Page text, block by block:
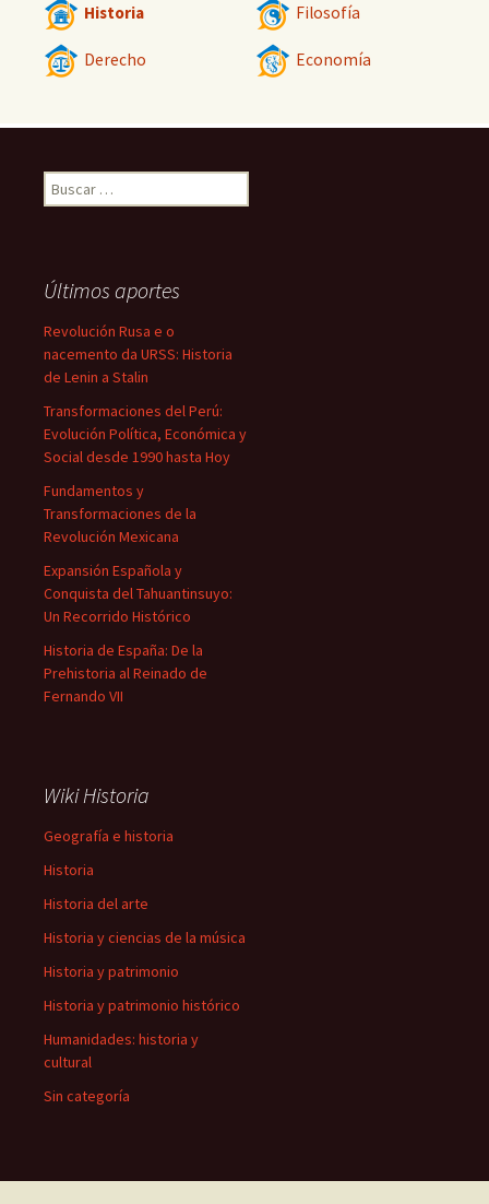
Historia Filosofía
Derecho Economía
Buscar:
Últimos aportes
Revolución Rusa e o
nacemento da URSS: Historia
de Lenin a Stalin
Transformaciones del Perú:
Evolución Política, Económica y
Social desde 1990 hasta Hoy
Fundamentos y
Transformaciones de la
Revolución Mexicana
Expansión Española y
Conquista del Tahuantinsuyo:
Un Recorrido Histórico
Historia de España: De la
Prehistoria al Reinado de
Fernando VII
Wiki Historia
Geografía e historia
Historia
Historia del arte
Historia y ciencias de la música
Historia y patrimonio
Historia y patrimonio histórico
Humanidades: historia y
cultural
Sin categoría